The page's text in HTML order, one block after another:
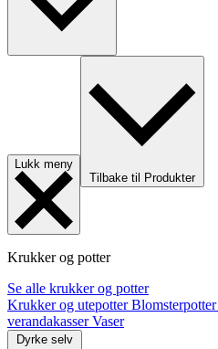
Lukk meny
Tilbake til Produkter
Krukker og potter
Se alle krukker og potter
Krukker og utepotterBlomsterpotter
verandakasserVaser